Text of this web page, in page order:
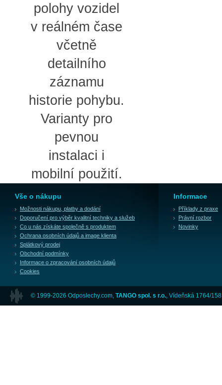
polohy vozidel
v reálném čase
včetně
detailního
záznamu
historie pohybu.
Varianty pro
pevnou
instalaci i
mobilní použití.
Vše o nákupu
Možnosti nákupu, platby a dodání
Doporučení pro výběr kvalitní techniky a služeb
Co u nás získáte společně s produktem
Ochrana osobních údajů a image klienta
Splátkový prodej
Obchodní podmínky
Informace o zpracování osobních údajů
Cookies
Informace
Příklady z praxe
Právní rozbor
Novinky
© 1999-2026 Odposlechy.com, TANGO spol. s r.o. , Vídeňská 1764/